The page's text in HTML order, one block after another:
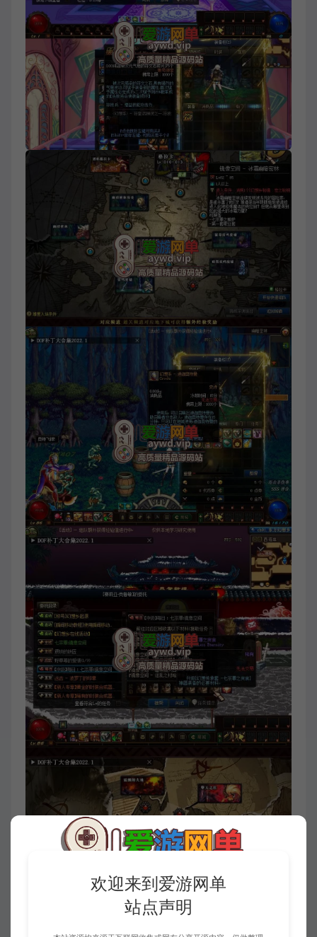
欢迎来到爱游网单
站点声明